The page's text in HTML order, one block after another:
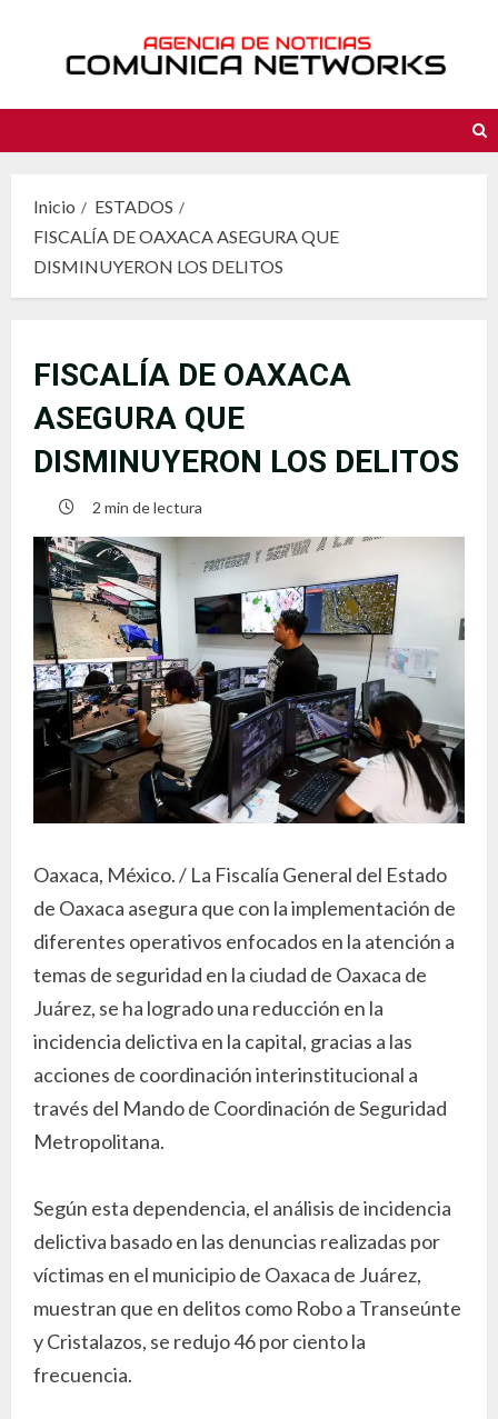
contenido
Inicio
ESTADOS
FISCALÍA DE OAXACA ASEGURA QUE
DISMINUYERON LOS DELITOS
FISCALÍA DE OAXACA
ASEGURA QUE
DISMINUYERON LOS DELITOS
2 min de lectura
Oaxaca, México. / La Fiscalía General del Estado
de Oaxaca asegura que con la implementación de
diferentes operativos enfocados en la atención a
temas de seguridad en la ciudad de Oaxaca de
Juárez, se ha logrado una reducción en la
incidencia delictiva en la capital, gracias a las
acciones de coordinación interinstitucional a
través del Mando de Coordinación de Seguridad
Metropolitana.
Según esta dependencia, el análisis de incidencia
delictiva basado en las denuncias realizadas por
víctimas en el municipio de Oaxaca de Juárez,
muestran que en delitos como Robo a Transeúnte
y Cristalazos, se redujo 46 por ciento la
frecuencia.